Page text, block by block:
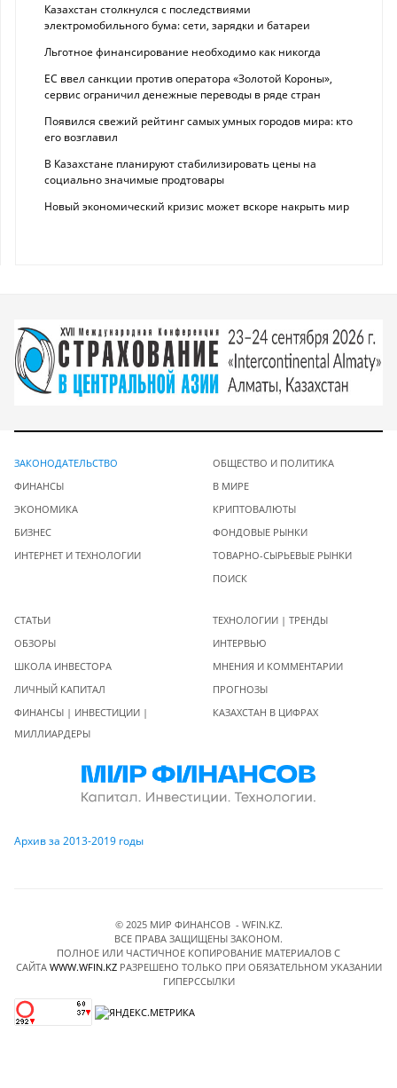
Казахстан столкнулся с последствиями
электромобильного бума: сети, зарядки и батареи
Льготное финансирование необходимо как никогда
ЕС ввел санкции против оператора «Золотой Короны»,
сервис ограничил денежные переводы в ряде стран
Появился свежий рейтинг самых умных городов мира: кто
его возглавил
В Казахстане планируют стабилизировать цены на
социально значимые продтовары
Новый экономический кризис может вскоре накрыть мир
ЗАКОНОДАТЕЛЬСТВО
ФИНАНСЫ
ЭКОНОМИКА
БИЗНЕС
ИНТЕРНЕТ И ТЕХНОЛОГИИ
ОБЩЕСТВО И ПОЛИТИКА
В МИРЕ
КРИПТОВАЛЮТЫ
ФОНДОВЫЕ РЫНКИ
ТОВАРНО-СЫРЬЕВЫЕ РЫНКИ
ПОИСК
СТАТЬИ
ОБЗОРЫ
ШКОЛА ИНВЕСТОРА
ЛИЧНЫЙ КАПИТАЛ
ФИНАНСЫ | ИНВЕСТИЦИИ |
МИЛЛИАРДЕРЫ
ТЕХНОЛОГИИ | ТРЕНДЫ
ИНТЕРВЬЮ
МНЕНИЯ И КОММЕНТАРИИ
ПРОГНОЗЫ
КАЗАХСТАН В ЦИФРАХ
Архив за 2013-2019 годы
© 2025 МИР ФИНАНСОВ - WFIN.KZ.
ВСЕ ПРАВА ЗАЩИЩЕНЫ ЗАКОНОМ.
ПОЛНОЕ ИЛИ ЧАСТИЧНОЕ КОПИРОВАНИЕ МАТЕРИАЛОВ C
САЙТА WWW.WFIN.KZРАЗРЕШЕНО ТОЛЬКО ПРИ ОБЯЗАТЕЛЬНОМ УКАЗАНИИ
ГИПЕРССЫЛКИ